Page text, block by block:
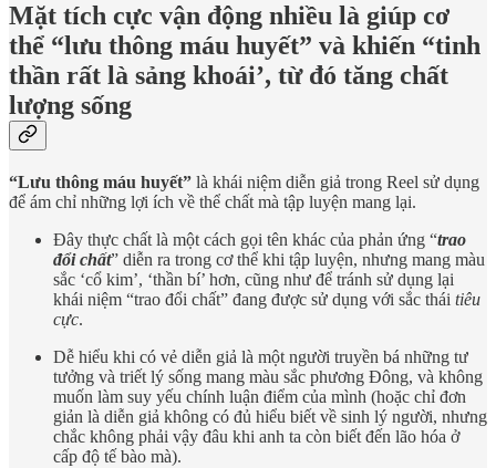
Mặt tích cực vận động nhiều là giúp cơ
thể “lưu thông máu huyết” và khiến “tinh
thần rất là sảng khoái’, từ đó tăng chất
lượng sống
“Lưu thông máu huyết” là khái niệm diễn giả trong Reel sử dụng
để ám chỉ những lợi ích về thể chất mà tập luyện mang lại.
Đây thực chất là một cách gọi tên khác của phản ứng “trao
đổi chất” diễn ra trong cơ thể khi tập luyện, nhưng mang màu
sắc ‘cổ kim’, ‘thần bí’ hơn, cũng như để tránh sử dụng lại
khái niệm “trao đổi chất” đang được sử dụng với sắc thái tiêu
cực.
Dễ hiểu khi có vẻ diễn giả là một người truyền bá những tư
tưởng và triết lý sống mang màu sắc phương Đông, và không
muốn làm suy yếu chính luận điểm của mình (hoặc chỉ đơn
giản là diễn giả không có đủ hiểu biết về sinh lý người, nhưng
chắc không phải vậy đâu khi anh ta còn biết đến lão hóa ở
cấp độ tế bào mà).